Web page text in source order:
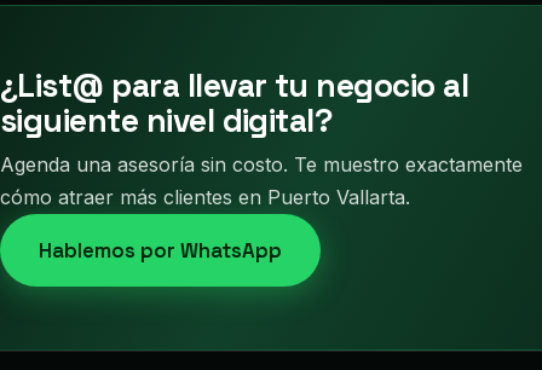
¿List@ para llevar tu negocio al
siguiente nivel digital?
Agenda una asesoría sin costo. Te muestro exactamente
cómo atraer más clientes en Puerto Vallarta.
Hablemos por WhatsApp